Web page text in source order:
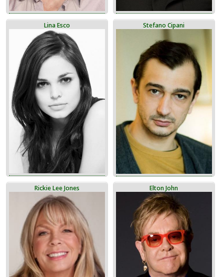
Lina Esco Stefano Cipani
Rickie Lee Jones Elton John